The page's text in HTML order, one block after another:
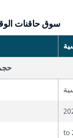
سوق حاقنات